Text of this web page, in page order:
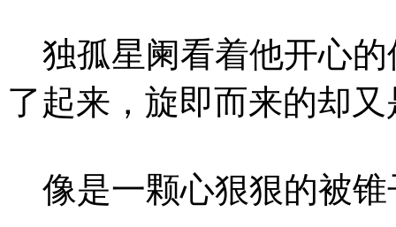
独孤星阑看着他开心的
了起来，旋即而来的却
像是一颗心狠狠的被锥